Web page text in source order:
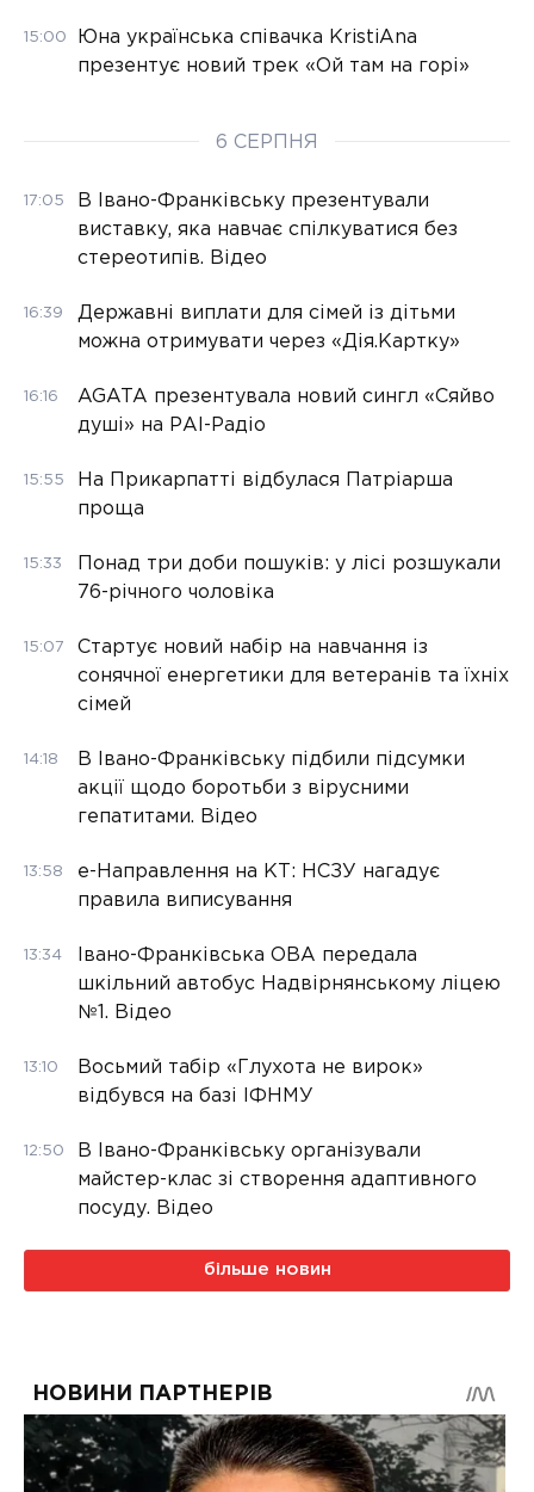
15:00
Юна українська співачка KristiAna
презентує новий трек «Ой там на горі»
6 СЕРПНЯ
17:05
В Івано-Франківську презентували
виставку, яка навчає спілкуватися без
стереотипів. Відео
16:39
Державні виплати для сімей із дітьми
можна отримувати через «Дія.Картку»
16:16
AGATA презентувала новий сингл «Сяйво
душі» на РАІ-Радіо
15:55
На Прикарпатті відбулася Патріарша
проща
15:33
Понад три доби пошуків: у лісі розшукали
76-річного чоловіка
15:07
Стартує новий набір на навчання із
сонячної енергетики для ветеранів та їхніх
сімей
14:18
В Івано-Франківську підбили підсумки
акції щодо боротьби з вірусними
гепатитами. Відео
13:58
е-Направлення на КТ: НСЗУ нагадує
правила виписування
13:34
Івано-Франківська ОВА передала
шкільний автобус Надвірнянському ліцею
№1. Відео
13:10
Восьмий табір «Глухота не вирок»
відбувся на базі ІФНМУ
12:50
В Івано-Франківську організували
майстер-клас зі створення адаптивного
посуду. Відео
більше новин